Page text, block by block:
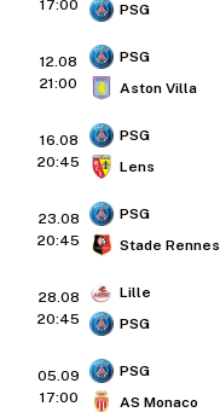
17:00
PSG
12.08
21:00
PSG
Aston Villa
16.08
20:45
PSG
Lens
23.08
20:45
PSG
Stade Rennes
28.08
20:45
Lille
PSG
05.09
17:00
PSG
AS Monaco